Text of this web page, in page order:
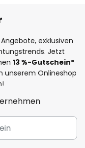
exklusiven
Jetzt
13 %-Gutschein*
unserem Onlineshop